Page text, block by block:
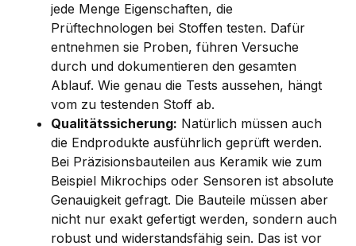
jede Menge Eigenschaften, die
Prüftechnologen bei Stoffen testen. Dafür
entnehmen sie Proben, führen Versuche
durch und dokumentieren den gesamten
Ablauf. Wie genau die Tests aussehen, hängt
vom zu testenden Stoff ab.
Qualitätssicherung: Natürlich müssen auch
die Endprodukte ausführlich geprüft werden.
Bei Präzisionsbauteilen aus Keramik wie zum
Beispiel Mikrochips oder Sensoren ist absolute
Genauigkeit gefragt. Die Bauteile müssen aber
nicht nur exakt gefertigt werden, sondern auch
robust und widerstandsfähig sein. Das ist vor